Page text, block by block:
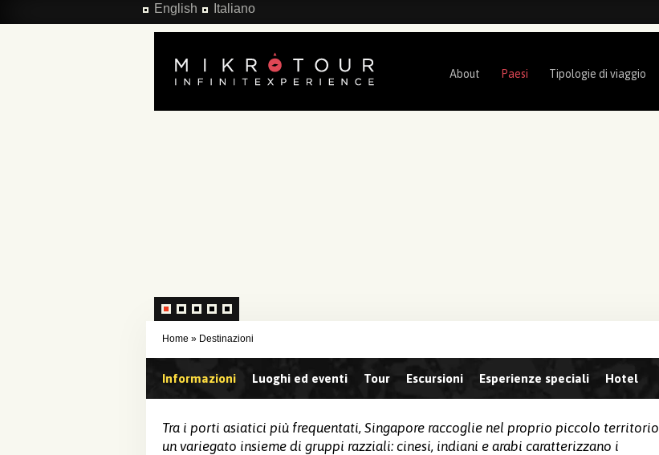
Salta al contenuto principaleEnglish Italiano
About Paesi Tipologie di viaggio
Home » Destinazioni
Informazioni Luoghi ed eventi Tour Escursioni Esperienze speciali Hotel
Tra i porti asiatici più frequentati, Singapore raccoglie nel proprio piccolo territorio
un variegato insieme di gruppi razziali: cinesi, indiani e arabi caratterizzano i